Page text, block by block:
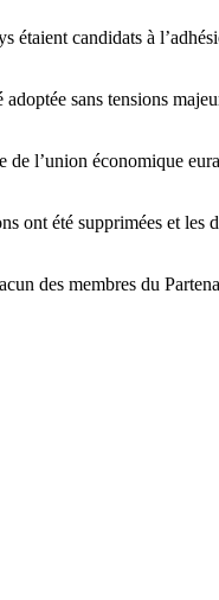
candidats à
sans tensions
de l’union économique
ont été supprimées et les
des membres du